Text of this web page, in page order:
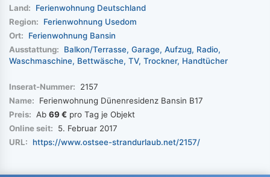
Land:
Ferienwohnung Deutschland
Region:
Ferienwohnung Usedom
Ort:
Ferienwohnung Bansin
Ausstattung:
Balkon/Terrasse Garage Aufzug Radio
Waschmaschine Bettwäsche TV Trockner Handtücher
Inserat-Nummer:
2157
Name:
Ferienwohnung Dünenresidenz Bansin B17
Preis: Ab 69 € pro Tag je Objekt
Online seit:
5. Februar 2017
URL:
https://www.ostsee-strandurlaub.net/2157/